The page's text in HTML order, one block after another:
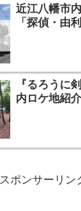
近江八幡市
「探偵・由
『るろうに
内ロケ地紹
スポンサーリン